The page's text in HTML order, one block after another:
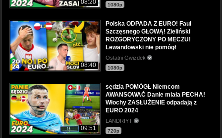
08:20 1080p
08:40
Polska ODPADA Z EURO! Faul
Szczęsnego GŁOWĄ! Zieliński
ROZGORYCZONY PO MECZU!
Lewandowski nie pomógł
Ostatni Gwizdek
1080p
09:51
sędzia POMÓGŁ Niemcom
AWANSOWAĆ Danie miała PECHA!
Włochy ZASŁUŻENIE odpadają z
EURO 2024
LANDRIYT
720p